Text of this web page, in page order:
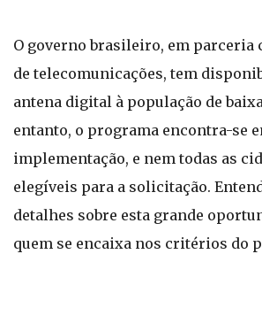
O governo brasileiro, em parceria
de telecomunicações, tem
antena digital à população de
entanto, o programa encontra-se
implementação, e nem todas as
elegíveis para a solicitação.
detalhes sobre esta grande
quem se encaixa nos critérios do